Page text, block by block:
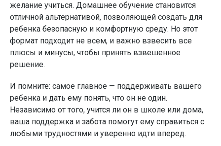
желание учиться. Домашнее обучение становится
отличной альтернативой, позволяющей создать для
ребенка безопасную и комфортную среду. Но этот
формат подходит не всем, и важно взвесить все
плюсы и минусы, чтобы принять взвешенное
решение.
И помните: самое главное — поддерживать вашего
ребенка и дать ему понять, что он не один.
Независимо от того, учится ли он в школе или дома,
ваша поддержка и забота помогут ему справиться с
любыми трудностями и уверенно идти вперед.